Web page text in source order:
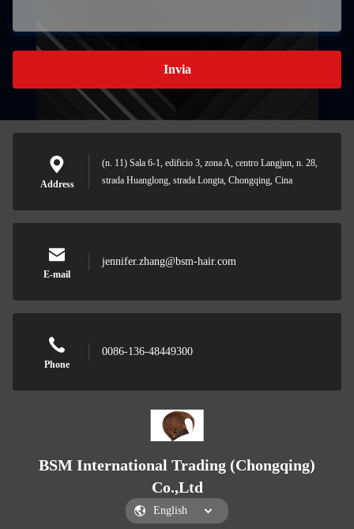
Invia
Address
(n. 11) Sala 6-1, edificio 3, zona A, centro Langjun, n. 28,
strada Huanglong, strada Longta, Chongqing, Cina
E-mail
jennifer.zhang@bsm-hair.com
Phone
0086-136-48449300
BSM International Trading (Chongqing)
Co.,Ltd